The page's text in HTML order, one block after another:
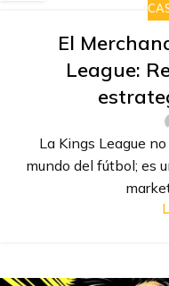
El
League:
La Kings League
mundo del fútbol; es